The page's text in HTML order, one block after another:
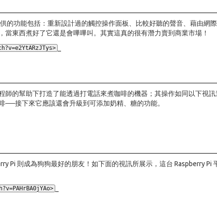
的功能包括：重新設計過的觸控操作面板、比較好聽的聲音、藉由網
東西煮好了它還是會嗶嗶叫。其實這真的很有潛力賣到商業市場！
師的幫助下打造了能透過打電話來煮咖啡的機器；其操作如同以下視
接下來它應該還會升級到可添加奶精、糖的功能。
Pi 則成為狗狗最好的朋友！如下面的視訊所展示，這台 Raspberry